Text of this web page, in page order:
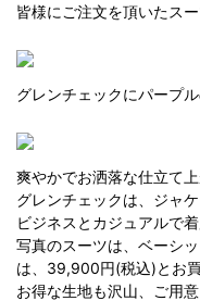
皆様にご注文を頂いたス
グレンチェックにパープル
爽やかでお洒落な仕立て上
グレンチェックは、ジャ
ビジネスとカジュアルで
写真のスーツは、ベーシ
は、39,900円(税込)とお買
お得な生地も沢山、ご用意